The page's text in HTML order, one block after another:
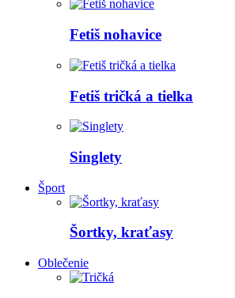
Fetiš nohavice
Fetiš tričká a tielka
Singlety
Šport
Šortky, kraťasy
Oblečenie